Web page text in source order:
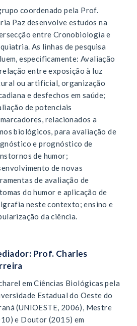
coordenado pela Prof.
Paz desenvolve estudos na
entre Cronobiologia e
As linhas de pesquisa
especificamente: Avaliação
entre exposição à luz
ou artificial, organização
e desfechos em saúde;
de potenciais
relacionados a
biológicos, para avaliação de
e prognóstico de
de humor;
de novas
de avaliação de
do humor e aplicação de
neste contexto; ensino e
da ciência.
Prof. Charles
em Ciências Biológicas pela
Estadual do Oeste do
(UNIOESTE, 2006), Mestre
e Doutor (2015) em